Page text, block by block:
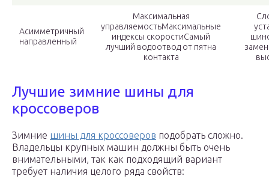
Асимметричный
направленный
Максимальная
управляемостьМаксимальные
индексы скоростиСамый
лучший водоотвод от пятна
контакта
Лучшие зимние шины для
кроссоверов
Зимние шины для кроссоверов подобрать сложно.
Владельцы крупных машин должны быть очень
внимательными, так как подходящий вариант
требует наличия целого ряда свойств: